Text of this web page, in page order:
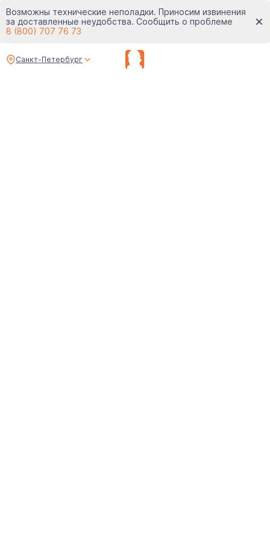
Возможны технические неполадки. Приносим извинения
за доставленные неудобства. Сообщить о проблеме
8 (800) 707 76 73
Санкт-Петербург